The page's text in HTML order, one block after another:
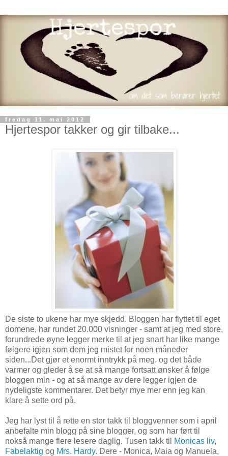
fredag 11. mai 2012
Hjertespor takker og gir tilbake...
De siste to ukene har mye skjedd. Bloggen har flyttet til eget
domene, har rundet 20.000 visninger - samt at jeg med store,
forundrede øyne legger merke til at jeg snart har like mange
følgere igjen som dem jeg mistet for noen måneder
siden...Det gjør et enormt inntrykk på meg, og det både
varmer og gleder å se at så mange fortsatt ønsker å følge
bloggen min - og at så mange av dere legger igjen de
nydeligste kommentarer. Det betyr mye mer enn jeg kan
klare å sette ord på.
Jeg har lyst til å rette en stor takk til bloggvenner som i april
anbefalte min blogg på sine blogger, og som har ført til
nokså mange flere lesere daglig. Tusen takk til
Monicas liv,
Fabelaktig og Mrs. Hardy. Dere - Monica, Maia og Manuela,